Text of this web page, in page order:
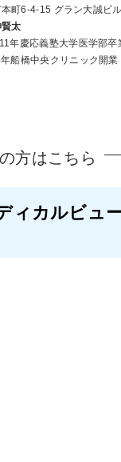
町6-4-15 グラン大誠ビ
太
年慶応義塾大学医学部卒
船橋中央クリニック開業
方はこちら
ィカルビュ